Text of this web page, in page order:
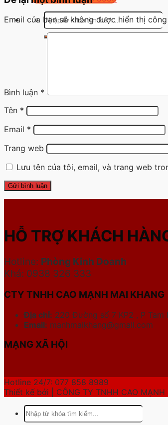
Tìm
kiếm:
Email của bạn sẽ không được hiển thị
Bình luận *
Tên *
Email *
Trang web
Lưu tên của tôi, email, và trang web
HỖ TRỢ KHÁCH
Hotline: Phòng Kinh Doanh
Khá: 0938 326 333
CTY TNHH CAO MẠNH MAI KHANG
Địa chỉ: 220 Đường số 7 KP2 , P Tam
Email: manhmaikhang@gmail.com
MẠNG XÃ HỘI
Hotline 24/7: 077 858 8989
Thiết kế bởi | CÔNG TY TNHH CAO MẠNH
Tìm
kiếm: